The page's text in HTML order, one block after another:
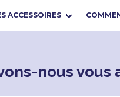
ACCESSOIRES
nous vous